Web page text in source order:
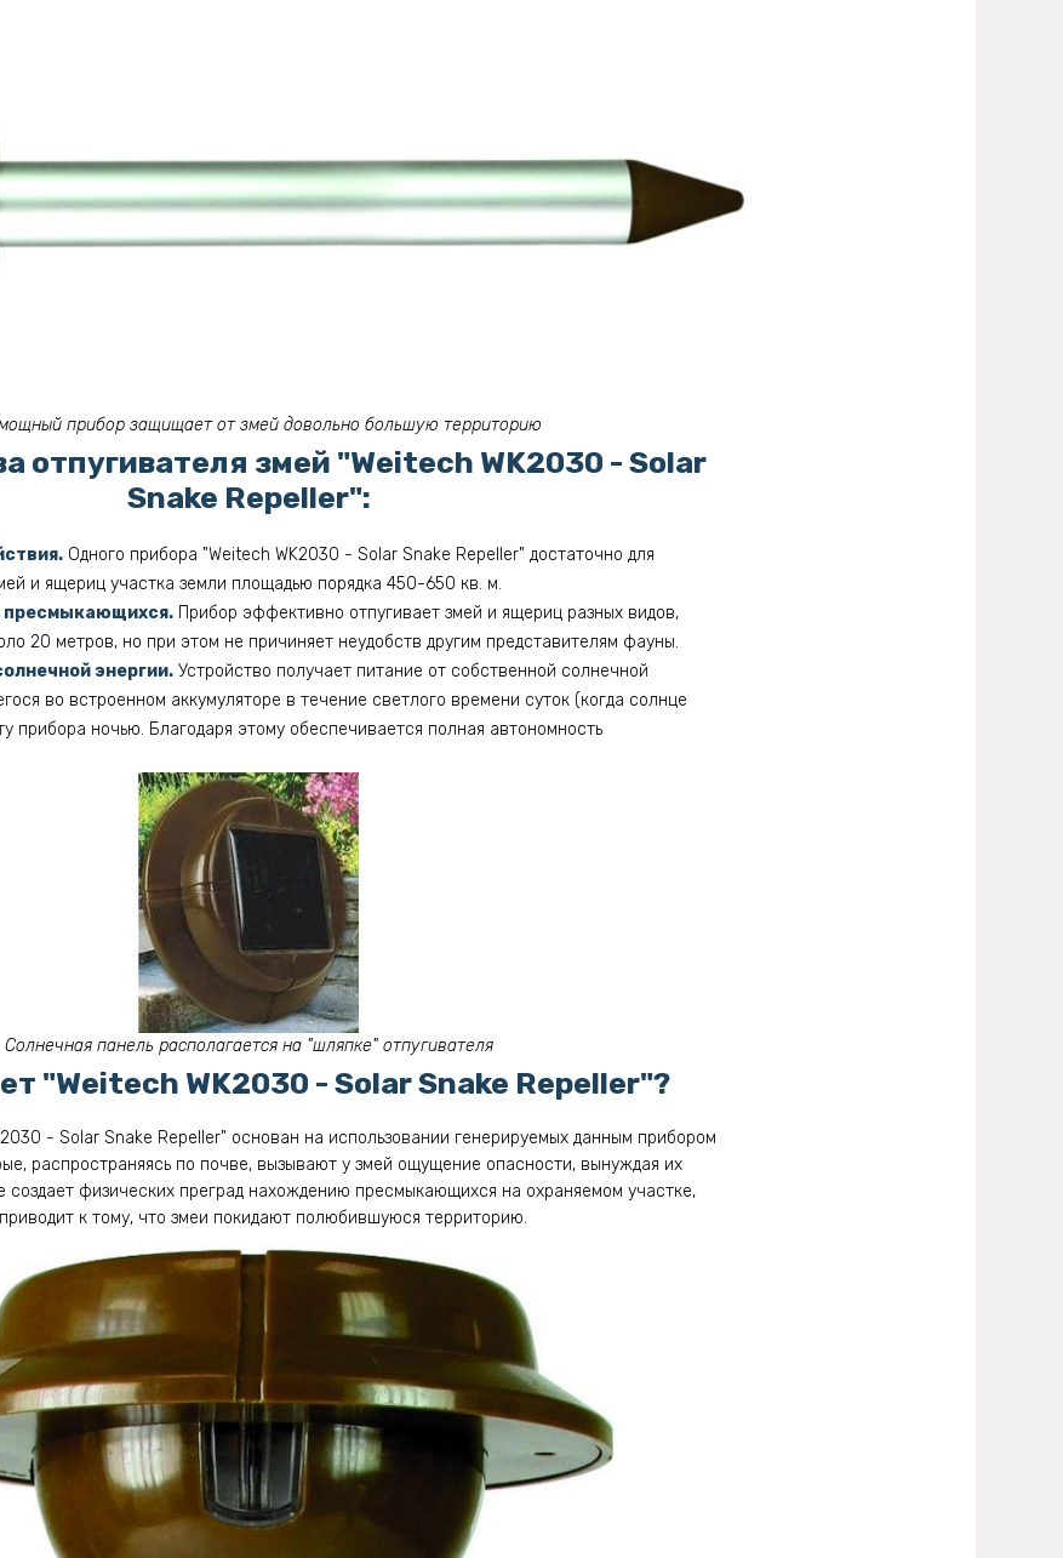
прибор защищает от змей довольно большую территорию
отпугивателя змей "Weitech WK2030 - Solar
Snake Repeller":
Одного прибора "Weitech WK2030 - Solar Snake Repeller" достаточно для
и ящериц участка земли площадью порядка 450-650 кв. м.
пресмыкающихся.Прибор эффективно отпугивает змей и ящериц разных видов,
20 метров, но при этом не причиняет неудобств другим представителям фауны.
энергии.Устройство получает питание от собственной солнечной
во встроенном аккумуляторе в течение светлого времени суток (когда солнце
прибора ночью. Благодаря этому обеспечивается полная автономность
Солнечная панель располагается на "шляпке" отпугивателя
"Weitech WK2030 - Solar Snake Repeller"?
- Solar Snake Repeller" основан на использовании генерируемых данным прибором
распространяясь по почве, вызывают у змей ощущение опасности, вынуждая их
создает физических преград нахождению пресмыкающихся на охраняемом участке,
к тому, что змеи покидают полюбившуюся территорию.